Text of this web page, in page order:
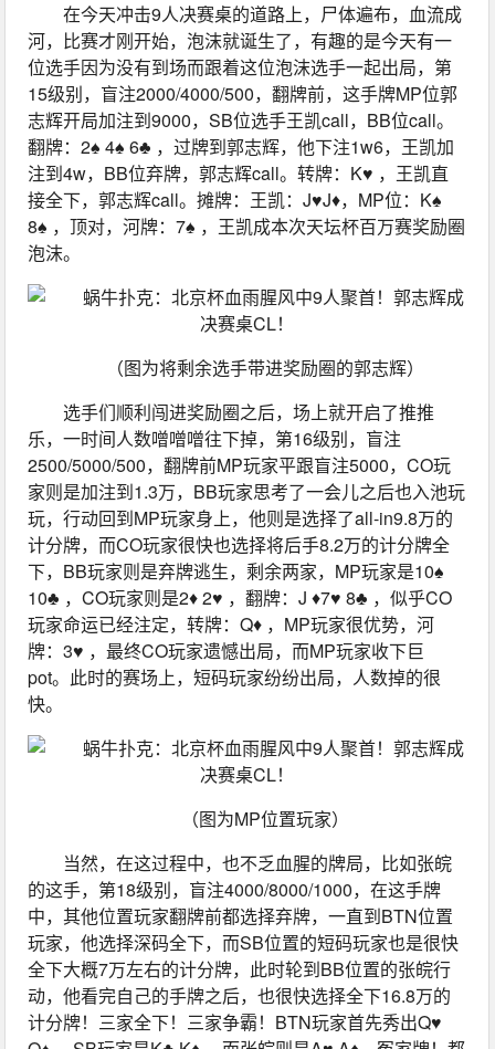
在今天冲击9人决赛桌的道路上，尸体遍布，血流成
河，比赛才刚开始，泡沫就诞生了，有趣的是今天有一
位选手因为没有到场而跟着这位泡沫选手一起出局，第
15级别，盲注2000/4000/500，翻牌前，这手牌MP位郭
志辉开局加注到9000，SB位选手王凯call，BB位call。
翻牌：2♠ 4♠ 6♣ ，过牌到郭志辉，他下注1w6，王凯加
注到4w，BB位弃牌，郭志辉call。转牌：K♥ ，王凯直
接全下，郭志辉call。摊牌：王凯：J♥J♦，MP位：K♠
8♠ ，顶对，河牌：7♠ ，王凯成本次天坛杯百万赛奖励圈
泡沫。
（图为将剩余选手带进奖励圈的郭志辉）
选手们顺利闯进奖励圈之后，场上就开启了推推
乐，一时间人数噌噌噌往下掉，第16级别，盲注
2500/5000/500，翻牌前MP玩家平跟盲注5000，CO玩
家则是加注到1.3万，BB玩家思考了一会儿之后也入池玩
玩，行动回到MP玩家身上，他则是选择了all-in9.8万的
计分牌，而CO玩家很快也选择将后手8.2万的计分牌全
下，BB玩家则是弃牌逃生，剩余两家，MP玩家是10♠
10♣ ，CO玩家则是2♦ 2♥ ，翻牌：J ♦7♥ 8♣ ，似乎CO
玩家命运已经注定，转牌：Q♦ ，MP玩家很优势，河
牌：3♥ ，最终CO玩家遗憾出局，而MP玩家收下巨
pot。此时的赛场上，短码玩家纷纷出局，人数掉的很
快。
（图为MP位置玩家）
当然，在这过程中，也不乏血腥的牌局，比如张皖
的这手，第18级别，盲注4000/8000/1000，在这手牌
中，其他位置玩家翻牌前都选择弃牌，一直到BTN位置
玩家，他选择深码全下，而SB位置的短码玩家也是很快
全下大概7万左右的计分牌，此时轮到BB位置的张皖行
动，他看完自己的手牌之后，也很快选择全下16.8万的
计分牌！三家全下！三家争霸！BTN玩家首先秀出Q♥